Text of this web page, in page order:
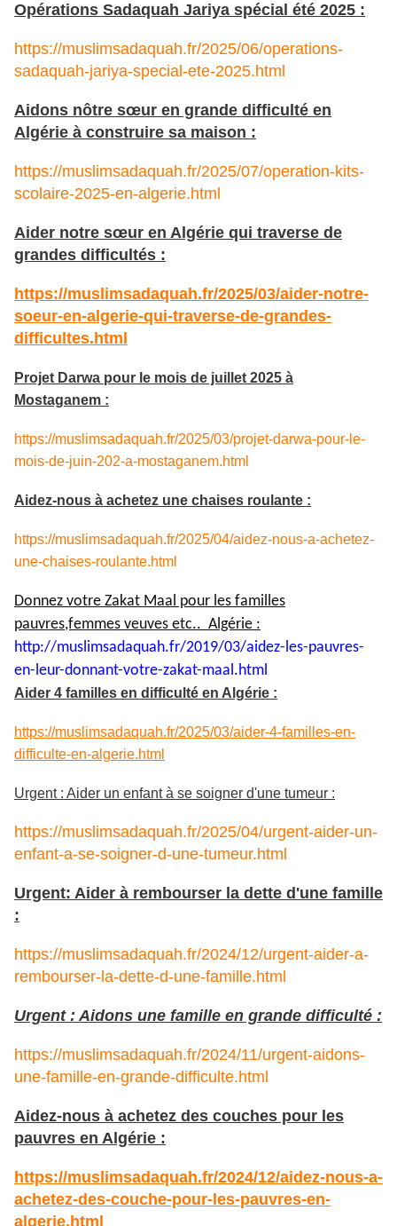
Opérations Sadaquah Jariya spécial été 2025 :
https://muslimsadaquah.fr/2025/06/operations-
sadaquah-jariya-special-ete-2025.html
Aidons nôtre sœur en grande difficulté en
Algérie à construire sa maison :
https://muslimsadaquah.fr/2025/07/operation-kits-
scolaire-2025-en-algerie.html
Aider notre sœur en Algérie qui traverse de
grandes difficultés :
https://muslimsadaquah.fr/2025/03/aider-notre-
soeur-en-algerie-qui-traverse-de-grandes-
difficultes.html
Projet Darwa pour le mois de juillet 2025 à
Mostaganem :
https://muslimsadaquah.fr/2025/03/projet-darwa-pour-le-
mois-de-juin-202-a-mostaganem.html
Aidez-nous à achetez une chaises roulante :
https://muslimsadaquah.fr/2025/04/aidez-nous-a-achetez-
une-chaises-roulante.html
Donnez votre Zakat Maal pour les familles
pauvres,femmes veuves etc.. Algérie :
http://muslimsadaquah.fr/2019/03/aidez-les-pauvres-
en-leur-donnant-votre-zakat-maal.html
Aider 4 familles en difficulté en Algérie :
https://muslimsadaquah.fr/2025/03/aider-4-familles-en-
difficulte-en-algerie.html
Urgent : Aider un enfant à se soigner d'une tumeur :
https://muslimsadaquah.fr/2025/04/urgent-aider-un-
enfant-a-se-soigner-d-une-tumeur.html
Urgent: Aider à rembourser la dette d'une famille
:
https://muslimsadaquah.fr/2024/12/urgent-aider-a-
rembourser-la-dette-d-une-famille.html
Urgent : Aidons une famille en grande difficulté :
https://muslimsadaquah.fr/2024/11/urgent-aidons-
une-famille-en-grande-difficulte.html
Aidez-nous à achetez des couches pour les
pauvres en Algérie :
https://muslimsadaquah.fr/2024/12/aidez-nous-a-
achetez-des-couche-pour-les-pauvres-en-
algerie.html